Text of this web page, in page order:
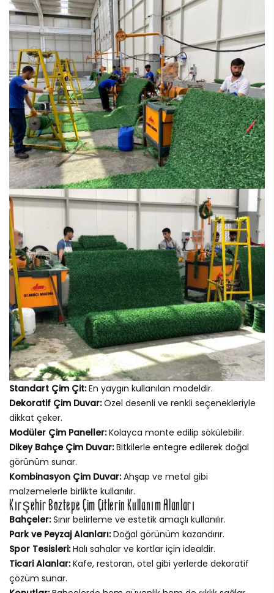
Standart Çim Çit:En yaygın kullanılan modeldir.
Dekoratif Çim Duvar:Özel desenli ve renkli seçenekleriyle
dikkat çeker.
Modüler Çim Paneller:Kolayca monte edilip sökülebilir.
Dikey Bahçe Çim Duvar:Bitkilerle entegre edilerek doğal
görünüm sunar.
Kombinasyon Çim Duvar:Ahşap ve metal gibi
malzemelerle birlikte kullanılır.
Kırşehir Boztepe Çim Çitlerin Kullanım Alanları
Bahçeler:Sınır belirleme ve estetik amaçlı kullanılır.
Park ve Peyzaj Alanları:Doğal görünüm kazandırır.
Spor Tesisleri:Halı sahalar ve kortlar için idealdir.
Ticari Alanlar:Kafe, restoran, otel gibi yerlerde dekoratif
çözüm sunar.